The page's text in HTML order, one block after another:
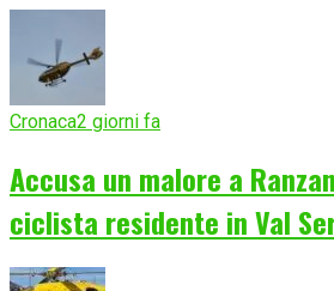
Cronaca2 giorni fa
Accusa un malore a
ciclista residente in Val